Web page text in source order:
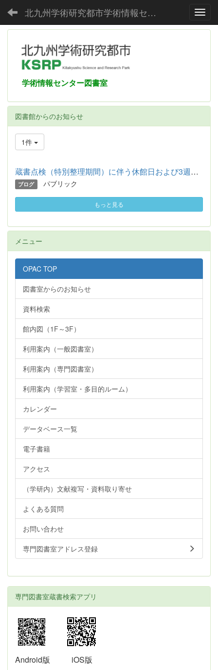
北九州学術研究都市学術情報センター
学術情報センター図書室
図書館からのお知らせ
1件
蔵書点検（特別整理期間）に伴う休館日および3週間貸出のお知らせ
ブログ パブリック
もっと見る
メニュー
OPAC TOP
図書室からのお知らせ
資料検索
館内図（1F～3F）
利用案内（一般図書室）
利用案内（専門図書室）
利用案内（学習室・多目的ルーム）
カレンダー
データベース一覧
電子書籍
アクセス
（学研内）文献複写・資料取り寄せ
よくある質問
お問い合わせ
専門図書室アドレス登録
専門図書室蔵書検索アプリ
Android版 iOS版